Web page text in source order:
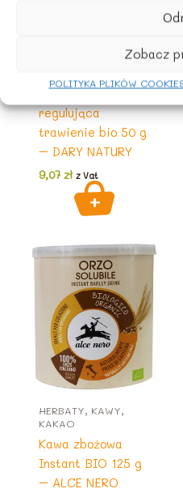
Zobacz
POLITYKA PLIKÓW
herbatka
regulująca
trawienie bio 50 g
– DARY NATURY
9,07zł z Vat
HERBATY, KAWY,
KAKAO
Kawa zbożowa
Instant BIO 125 g
– ALCE NERO